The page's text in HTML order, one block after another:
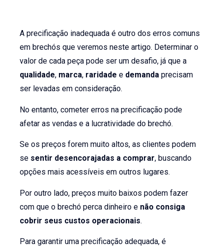
A precificação inadequada é outro dos erros comuns
em brechós que veremos neste artigo. Determinar o
valor de cada peça pode ser um desafio, já que a
qualidade, marca, raridadee demandaprecisam
ser levadas em consideração.
No entanto, cometer erros na precificação pode
afetar as vendas e a lucratividade do brechó.
Se os preços forem muito altos, as clientes podem
se sentir desencorajadas a comprar, buscando
opções mais acessíveis em outros lugares.
Por outro lado, preços muito baixos podem fazer
com que o brechó perca dinheiro e não consiga
cobrir seus custos operacionais.
Para garantir uma precificação adequada, é